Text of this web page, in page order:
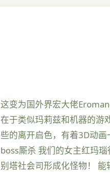
这变为国外界宏大佬
在于类似玛莉兹和机器的游
些的离开启色，有着3D动
boss厮杀 我们的女主红玛
别塔社会司形成化怪物！ 能